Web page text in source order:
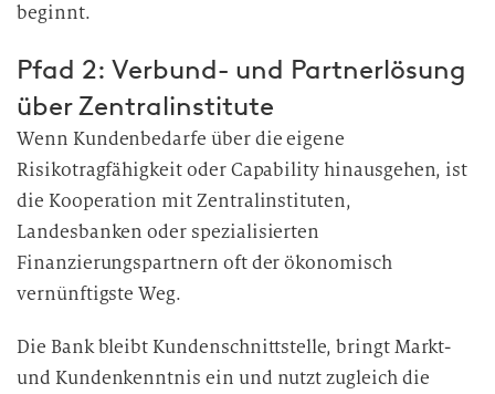
beginnt.
Pfad 2: Verbund- und Partnerlösung
über Zentralinstitute
Wenn Kundenbedarfe über die eigene
Risikotragfähigkeit oder Capability hinausgehen, ist
die Kooperation mit Zentralinstituten,
Landesbanken oder spezialisierten
Finanzierungspartnern oft der ökonomisch
vernünftigste Weg.
Die Bank bleibt Kundenschnittstelle, bringt Markt-
und Kundenkenntnis ein und nutzt zugleich die